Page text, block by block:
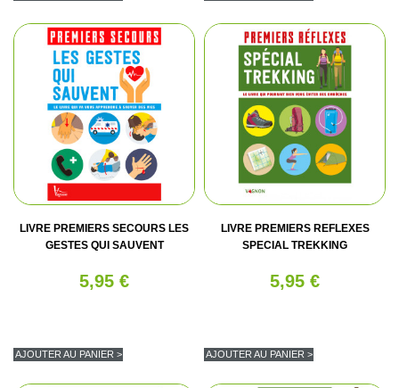
LIVRE PREMIERS SECOURS LES
GESTES QUI SAUVENT
5,95 €
AJOUTER AU PANIER >
LIVRE PREMIERS REFLEXES
SPECIAL TREKKING
5,95 €
AJOUTER AU PANIER >